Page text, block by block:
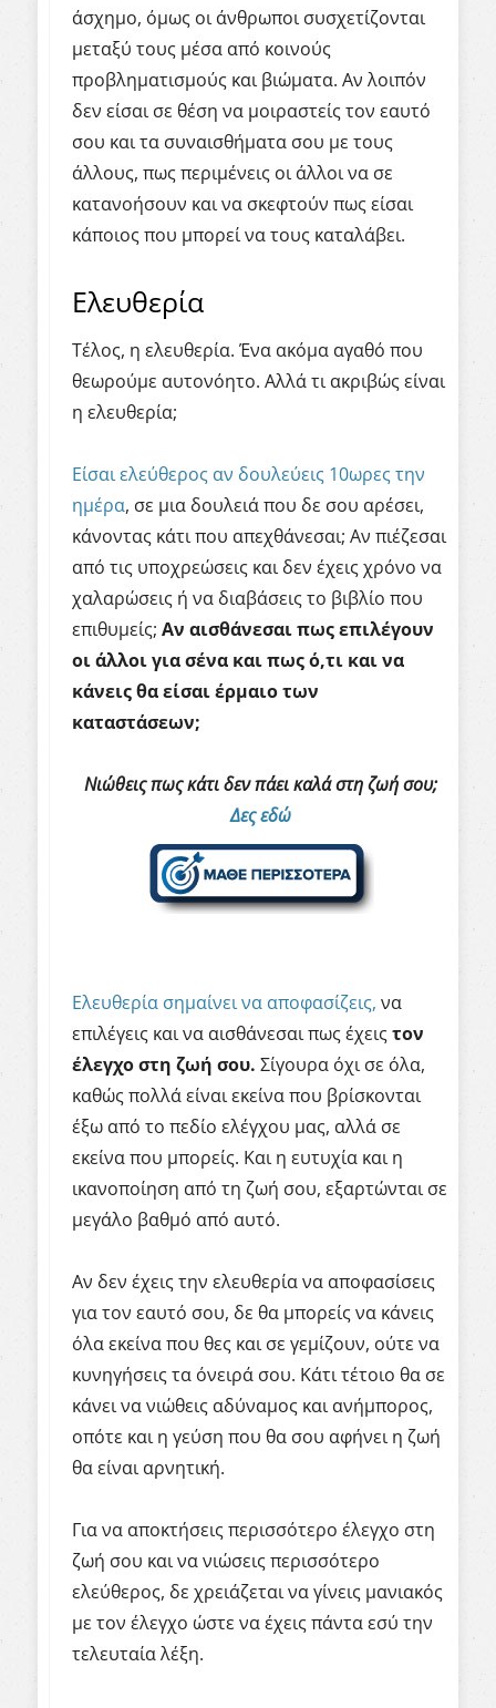
άσχημο, όμως οι άνθρωποι συσχετίζονται
μεταξύ τους μέσα από κοινούς
προβληματισμούς και βιώματα. Αν λοιπόν
δεν είσαι σε θέση να μοιραστείς τον εαυτό
σου και τα συναισθήματα σου με τους
άλλους, πως περιμένεις οι άλλοι να σε
κατανοήσουν και να σκεφτούν πως είσαι
κάποιος που μπορεί να τους καταλάβει.
Ελευθερία
Τέλος, η ελευθερία. Ένα ακόμα αγαθό που
θεωρούμε αυτονόητο. Αλλά τι ακριβώς είναι
η ελευθερία;
Είσαι ελεύθερος αν δουλεύεις 10ωρες την
ημέρα, σε μια δουλειά που δε σου αρέσει,
κάνοντας κάτι που απεχθάνεσαι; Αν πιέζεσαι
από τις υποχρεώσεις και δεν έχεις χρόνο να
χαλαρώσεις ή να διαβάσεις το βιβλίο που
επιθυμείς; Αν αισθάνεσαιπωςεπιλέγουν
οιάλλοιγιασένα καιπωςό,τι καινα
κάνειςθαείσαιέρμαιοτων
καταστάσεων;
Νιώθεις πως κάτι δεν πάει καλά στη ζωή σου;
Δες εδώ
Ελευθερία σημαίνει να αποφασίζεις, να
επιλέγεις και να αισθάνεσαι πως έχειςτον
έλεγχοστη ζωή σου. Σίγουρα όχι σε όλα,
καθώς πολλά είναι εκείνα που βρίσκονται
έξω από το πεδίο ελέγχου μας, αλλά σε
εκείνα που μπορείς. Και η ευτυχία και η
ικανοποίηση από τη ζωή σου, εξαρτώνται σε
μεγάλο βαθμό από αυτό.
Αν δεν έχεις την ελευθερία να αποφασίσεις
για τον εαυτό σου, δε θα μπορείς να κάνεις
όλα εκείνα που θες και σε γεμίζουν, ούτε να
κυνηγήσεις τα όνειρά σου. Κάτι τέτοιο θα σε
κάνει να νιώθεις αδύναμος και ανήμπορος,
οπότε και η γεύση που θα σου αφήνει η ζωή
θα είναι αρνητική.
Για να αποκτήσεις περισσότερο έλεγχο στη
ζωή σου και να νιώσεις περισσότερο
ελεύθερος, δε χρειάζεται να γίνεις μανιακός
με τον έλεγχο ώστε να έχεις πάντα εσύ την
τελευταία λέξη.